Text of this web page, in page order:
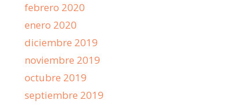
febrero 2020
enero 2020
diciembre 2019
noviembre 2019
octubre 2019
septiembre 2019